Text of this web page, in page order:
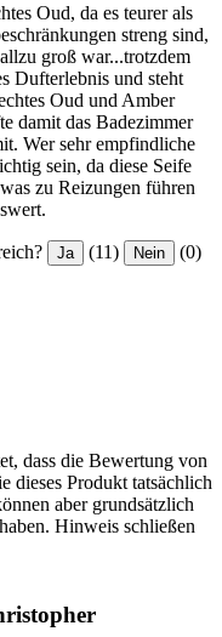
Oud, da es teurer als
streng sind,
groß war...trotzdem
Dufterlebnis und steht
Oud und Amber
damit das Badezimmer
Wer sehr empfindliche
sein, da diese Seife
zu Reizungen führen
Ja (11) Nein (0)
dass die Bewertung von
dieses Produkt tatsächlich
aber grundsätzlich
Hinweis schließen